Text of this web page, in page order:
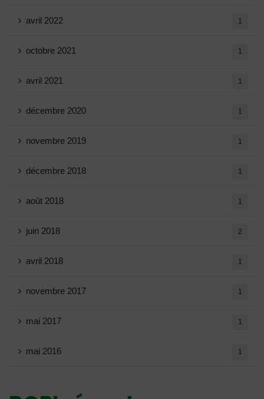
avril 2022 1
octobre 2021 1
avril 2021 1
décembre 2020 1
novembre 2019 1
décembre 2018 1
août 2018 1
juin 2018 2
avril 2018 1
novembre 2017 1
mai 2017 1
mai 2016 1